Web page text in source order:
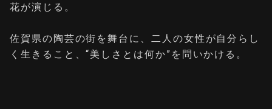
花が演じる。
佐賀県の陶芸の街を舞台に、二人の女性が自分らし
く生きること、“美しさとは何か”を問いかける。